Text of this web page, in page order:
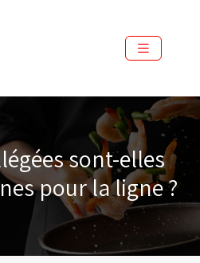
sont-elles
pour la ligne ?